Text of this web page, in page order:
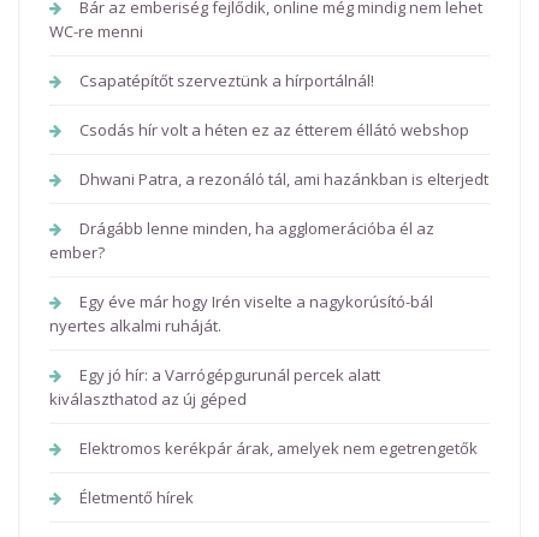
Bár az emberiség fejlődik, online még mindig nem lehet
WC-re menni
Csapatépítőt szerveztünk a hírportálnál!
Csodás hír volt a héten ez az étterem éllátó webshop
Dhwani Patra, a rezonáló tál, ami hazánkban is elterjedt
Drágább lenne minden, ha agglomerációba él az
ember?
Egy éve már hogy Irén viselte a nagykorúsító-bál
nyertes alkalmi ruháját.
Egy jó hír: a Varrógépgurunál percek alatt
kiválaszthatod az új géped
Elektromos kerékpár árak, amelyek nem egetrengetők
Életmentő hírek